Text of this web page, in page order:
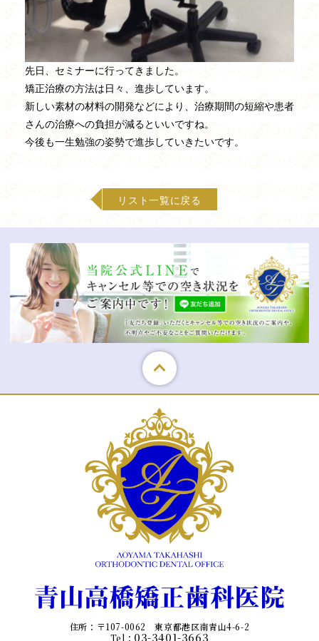
先日、セミナーに行ってきました。
矯正治療の方法は日々、進歩しています。
新しい素材の材料の開発などにより、治療期間の短縮や患者
さんの治療への負担が減るといいですね。
今後も一生勉強の姿勢で進歩していきたいです。
リスト一覧に戻る
住所：〒107-0062 東京都港区南青山4-6-2
Tel： 03-3401-3663